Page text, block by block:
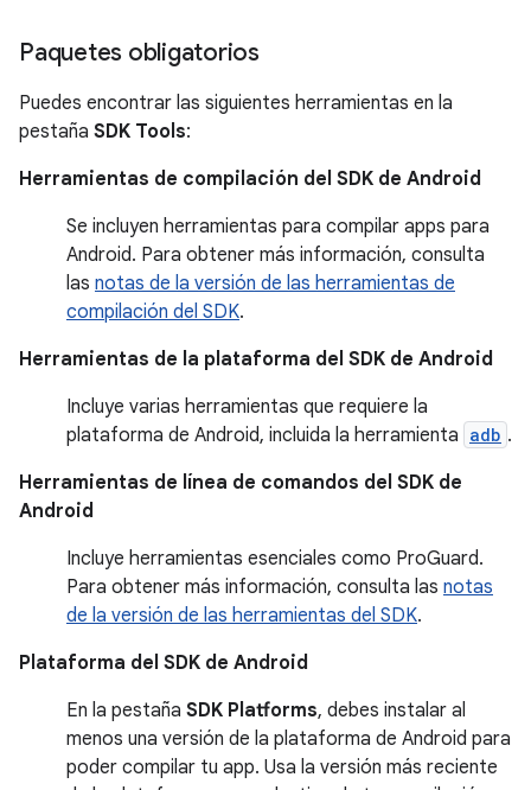
Paquetes obligatorios
Puedes encontrar las siguientes herramientas en la
pestaña SDK Tools:
Herramientas de compilación del SDK de Android
Se incluyen herramientas para compilar apps para
Android. Para obtener más información, consulta
las notas de la versión de las herramientas de
compilación del SDK.
Herramientas de la plataforma del SDK de Android
Incluye varias herramientas que requiere la
plataforma de Android, incluida la herramienta adb .
Herramientas de línea de comandos del SDK de
Android
Incluye herramientas esenciales como ProGuard.
Para obtener más información, consulta las notas
de la versión de las herramientas del SDK.
Plataforma del SDK de Android
En la pestaña SDK Platforms, debes instalar al
menos una versión de la plataforma de Android para
poder compilar tu app. Usa la versión más reciente